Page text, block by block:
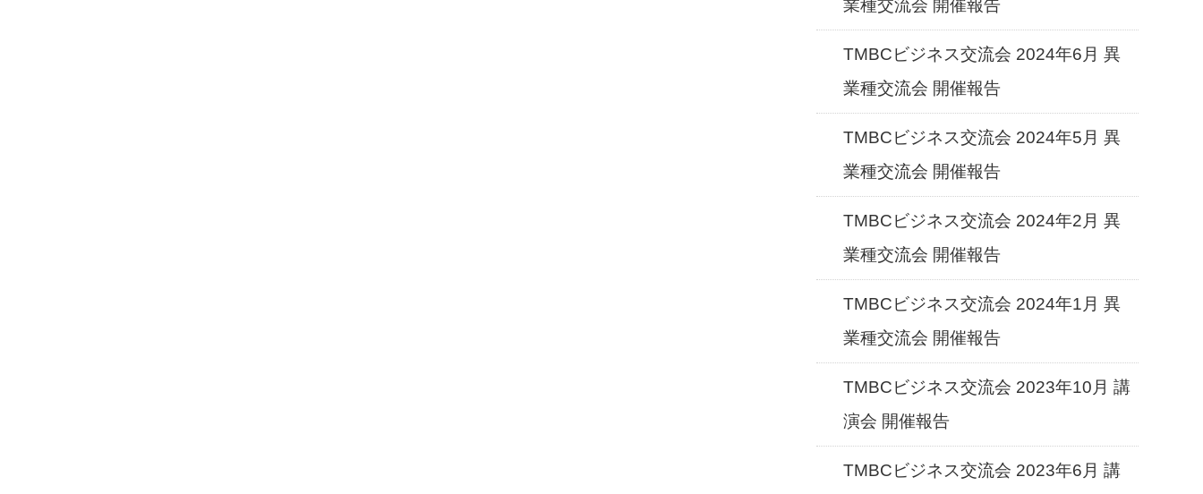
業種交流会 開催報告
TMBCビジネス交流会 2024年6月 異
業種交流会 開催報告
TMBCビジネス交流会 2024年5月 異
業種交流会 開催報告
TMBCビジネス交流会 2024年2月 異
業種交流会 開催報告
TMBCビジネス交流会 2024年1月 異
業種交流会 開催報告
TMBCビジネス交流会 2023年10月 講
演会 開催報告
TMBCビジネス交流会 2023年6月 講